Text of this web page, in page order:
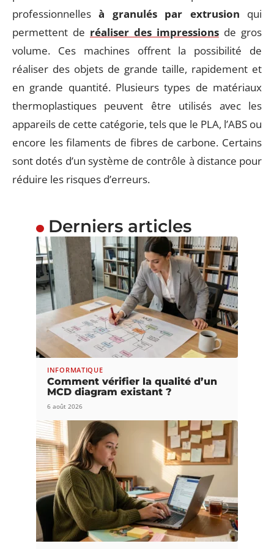
professionnellesà granulés par extrusion qui
permettent de réaliser des impressions de gros
volume. Ces machines offrent la possibilité de
réaliser des objets de grande taille, rapidement et
en grande quantité. Plusieurs types de matériaux
thermoplastiques peuvent être utilisés avec les
appareils de cette catégorie, tels que le PLA, l’ABS ou
encore les filaments de fibres de carbone. Certains
sont dotés d’un système de contrôle à distance pour
réduire les risques d’erreurs.
Derniers articles
INFORMATIQUE
Comment vérifier la qualité d’un
MCD diagram existant ?
6 août 2026